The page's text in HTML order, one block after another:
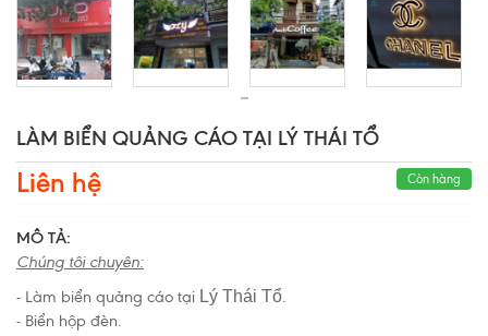
LÀM BIỂN QUẢNG CÁO TẠI LÝ THÁI TỔ
Liên hệ Còn hàng
MÔ TẢ:
Chúng tôi chuyên:
- Làm biển quảng cáo tại Lý Thái Tổ.
- Biển hộp đèn.